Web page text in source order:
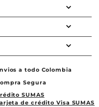
a todo Colombia
Segura
SUMAS
de crédito Visa SUMAS